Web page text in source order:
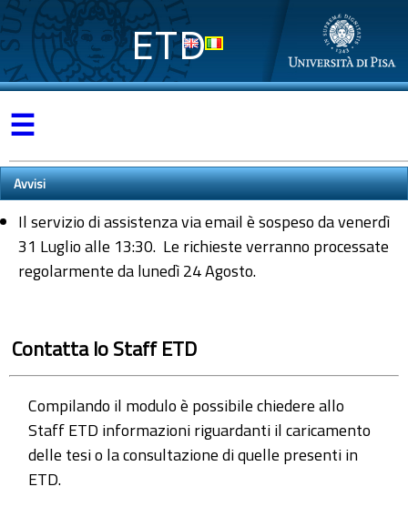
ETD
☰
Avvisi
Il servizio di assistenza via email è sospeso da venerdì
31 Luglio alle 13:30. Le richieste verranno processate
regolarmente da lunedì 24 Agosto.
Contatta lo Staff ETD
Compilando il modulo è possibile chiedere allo
Staff ETD informazioni riguardanti il caricamento
delle tesi o la consultazione di quelle presenti in
ETD.